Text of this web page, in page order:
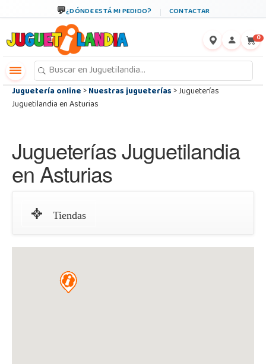
¿DÓNDE ESTÁ MI PEDIDO? CONTACTAR
0
Juguetería online>Nuestras jugueterías> Jugueterías
Juguetilandia en Asturias
Jugueterías Juguetilandia
en Asturias
Tiendas